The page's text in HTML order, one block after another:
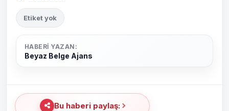
Etiket yok
HABERI YAZAN:
Beyaz Belge Ajans
Bu haberi paylaş: